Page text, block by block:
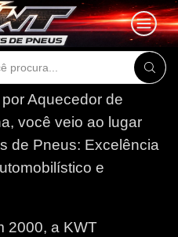
Search
Aquecedor de
você veio ao lugar
de Pneus: Excelência
e
2000, a KWT